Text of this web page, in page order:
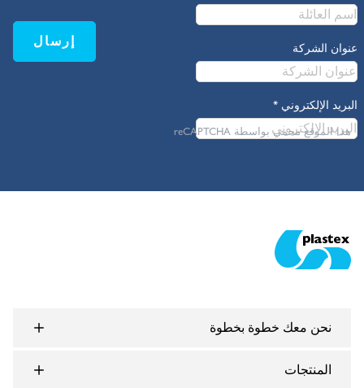
عنوان الشركة
البريد الإلكتروني *
هذا الموقع محمي بواسطة reCAPTCHA
إرسال
نحن معك خطوة بخطوة
المنتجات